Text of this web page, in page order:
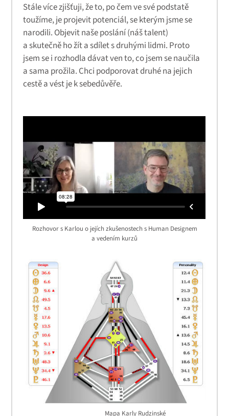
Stále více zjišťuji, že to, po čem ve své podstatě
toužíme, je projevit potenciál, se kterým jsme se
narodili. Objevit naše poslání (náš talent)
a skutečně ho žít a sdílet s druhými lidmi. Proto
jsem se i rozhodla dávat ven to, co jsem se naučila
a sama prožila. Chci podporovat druhé na jejich
cestě a vést je k sebedůvěře.
Rozhovor s Karlou o jejích zkušenostech s Human Designem
a vedením kurzů
Mapa Karly Rudzinské